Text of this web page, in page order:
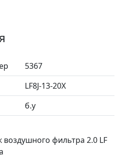
5367
LF8J-13-20X
б.у
воздушного фильтра 2.0 LF